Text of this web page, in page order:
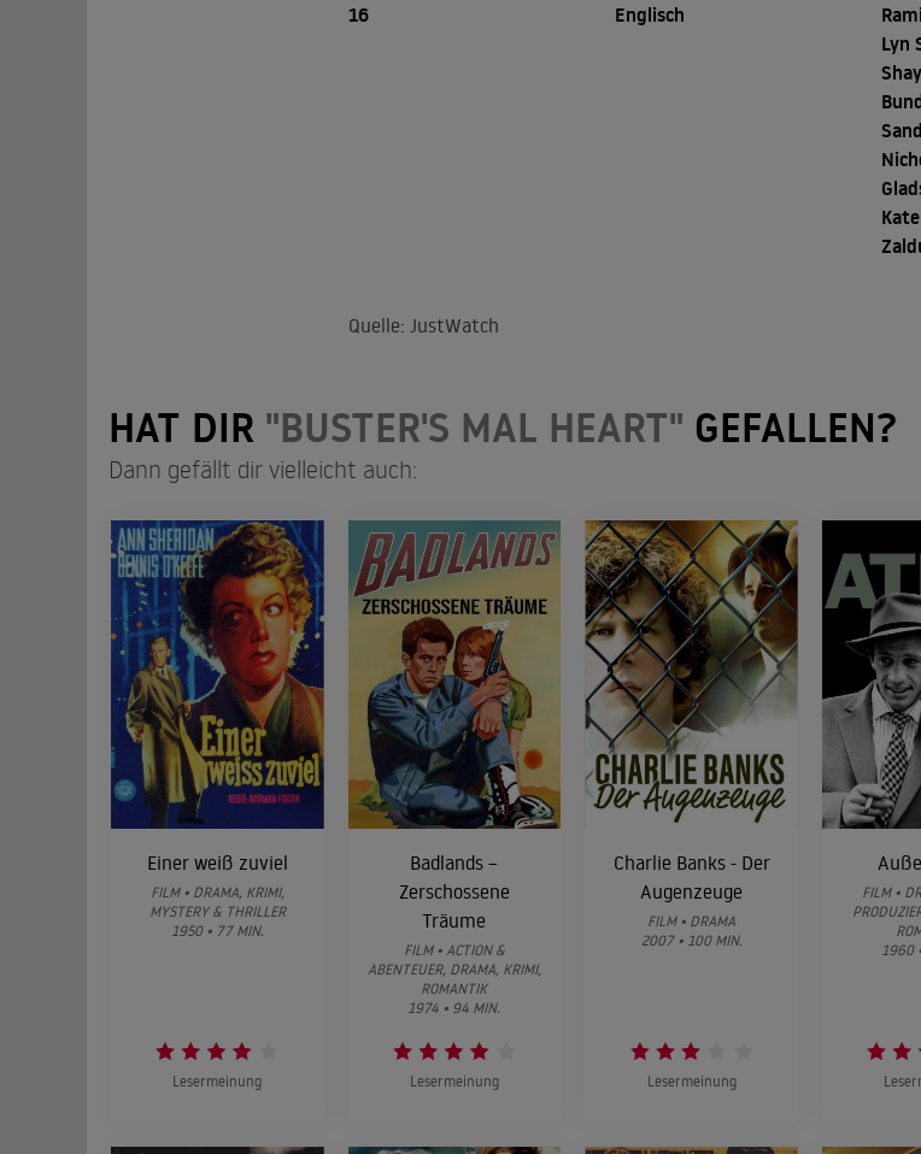
16 Englisch
Lyn
Quelle: JustWatch
HAT DIR "BUSTER'S MAL HEART" GEFALLEN?
Dann gefällt dir vielleicht auch:
Einer weiß zuviel
FILM • DRAMA, KRIMI,
MYSTERY & THRILLER
1950 • 77 MIN.
Lesermeinung
Badlands –
Zerschossene
Träume
FILM • ACTION &
ABENTEUER, DRAMA, KRIMI,
ROMANTIK
1974 • 94 MIN.
Lesermeinung
Charlie Banks - Der
Augenzeuge
FILM • DRAMA
2007 • 100 MIN.
Lesermeinung
FILM •
1960